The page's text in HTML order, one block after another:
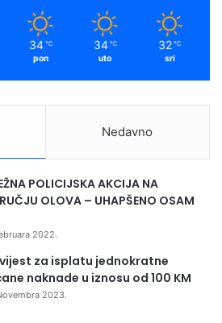
34 ℃
pon
34 ℃
uto
32 ℃
sri
Nedavno
POLICIJSKA AKCIJA NA
OLOVA – UHAPŠENO OSAM
2022.
za isplatu jednokratne
naknade u iznosu od 100 KM
2023.